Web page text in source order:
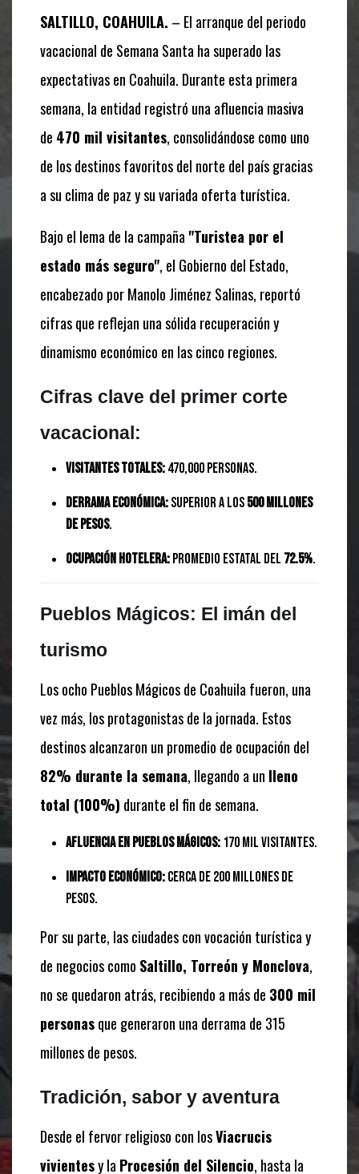
SALTILLO, COAHUILA. – El arranque del periodo
vacacional de Semana Santa ha superado las
expectativas en Coahuila. Durante esta primera
semana, la entidad registró una afluencia masiva
de 470 mil visitantes, consolidándose como uno
de los destinos favoritos del norte del país gracias
a su clima de paz y su variada oferta turística.
Bajo el lema de la campaña "Turistea por el
estado más seguro", el Gobierno del Estado,
encabezado por Manolo Jiménez Salinas, reportó
cifras que reflejan una sólida recuperación y
dinamismo económico en las cinco regiones.
Cifras clave del primer corte
vacacional:
Visitantes totales:470,000 personas.
Derrama económica:Superior a los500 millones
de pesos.
Ocupación hotelera:Promedio estatal del 72.5%.
Pueblos Mágicos: El imán del
turismo
Los ocho Pueblos Mágicos de Coahuila fueron, una
vez más, los protagonistas de la jornada. Estos
destinos alcanzaron un promedio de ocupación del
82% durante la semana, llegando a un lleno
total (100%) durante el fin de semana.
Afluencia en Pueblos Mágicos: 170 mil visitantes.
Impacto económico:Cerca de 200 millones de
pesos.
Por su parte, las ciudades con vocación turística y
de negocios como Saltillo, Torreón y Monclova,
no se quedaron atrás, recibiendo a más de 300 mil
personasque generaron una derrama de 315
millones de pesos.
Tradición, sabor y aventura
Desde el fervor religioso con losViacrucis
vivientesy la Procesión del Silencio, hasta la